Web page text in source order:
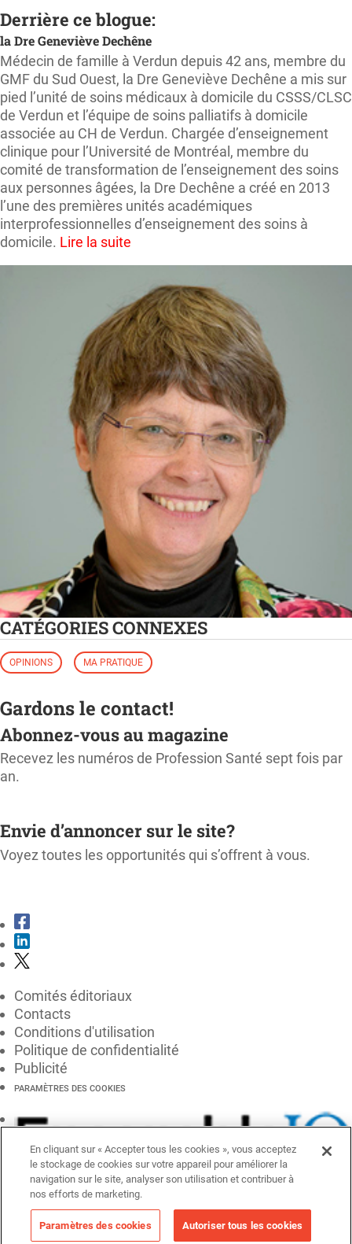
Derrière ce blogue:
la Dre Geneviève Dechêne
Médecin de famille à Verdun depuis 42 ans, membre du
GMF du Sud Ouest, la Dre Geneviève Dechêne a mis sur
pied l’unité de soins médicaux à domicile du CSSS/CLSC
de Verdun et l’équipe de soins palliatifs à domicile
associée au CH de Verdun. Chargée d’enseignement
clinique pour l’Université de Montréal, membre du
comité de transformation de l’enseignement des soins
aux personnes âgées, la Dre Dechêne a créé en 2013
l’une des premières unités académiques
interprofessionnelles d’enseignement des soins à
domicile. Lire la suite
CATÉGORIES CONNEXES
OPINIONS MA PRATIQUE
Gardons le contact!
Abonnez-vous au magazine
Recevez les numéros de Profession Santé sept fois par
an.
Envie d’annoncer sur le site?
Voyez toutes les opportunités qui s’offrent à vous.
Comités éditoriaux
Contacts
Conditions d'utilisation
Politique de confidentialité
Publicité
PARAMÈTRES DES COOKIES
© EnsembleIQ 2026, tous droits réservés.
En cliquant sur « Accepter tous les cookies », vous acceptez
le stockage de cookies sur votre appareil pour améliorer la
navigation sur le site, analyser son utilisation et contribuer à
nos efforts de marketing.
Paramètres des cookies Autoriser tous les cookies